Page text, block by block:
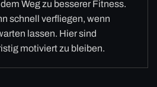
Weg zu besserer Fitness.
schnell verfliegen, wenn
lassen. Hier sind
motiviert zu bleiben.